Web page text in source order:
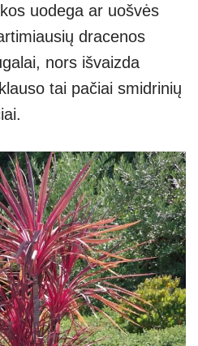
uodega ar uošvės
dracenos
nors išvaizda
tai pačiai smidrinių